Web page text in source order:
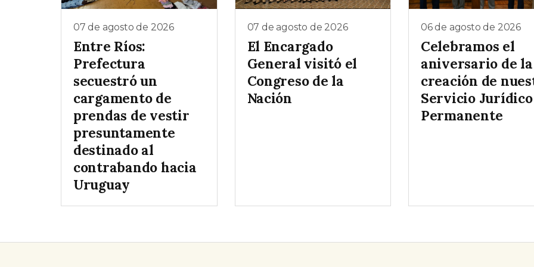
07 de agosto de 2026
Entre Ríos:
Prefectura
secuestró un
cargamento de
prendas de vestir
presuntamente
destinado al
contrabando hacia
Uruguay
07 de agosto de 2026
El Encargado
General visitó el
Congreso de la
Nación
06 de agosto de 2026
Celebramos el
aniversario de la
creación de
Servicio Jurídico
Permanente